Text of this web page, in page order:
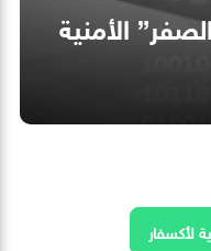
الأمنية
لأكسفار